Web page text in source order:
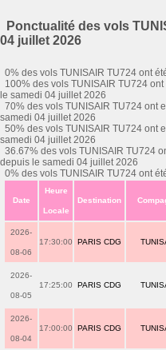
Ponctualité des vols
04 juillet 2026
0% des vols TUNISAIR TU724 ont
100% des vols TUNISAIR TU724
le samedi 04 juillet 2026
70% des vols TUNISAIR TU724 ont
samedi 04 juillet 2026
50% des vols TUNISAIR TU724 ont
samedi 04 juillet 2026
36.67% des vols TUNISAIR TU724
depuis le samedi 04 juillet 2026
0% des vols TUNISAIR TU724 ont
Date
Heure
Locale
Destination
2026-
08-06
17:30:00 PARIS CDG
2026-
08-05
17:25:00 PARIS CDG
2026-
08-04
17:00:00 PARIS CDG